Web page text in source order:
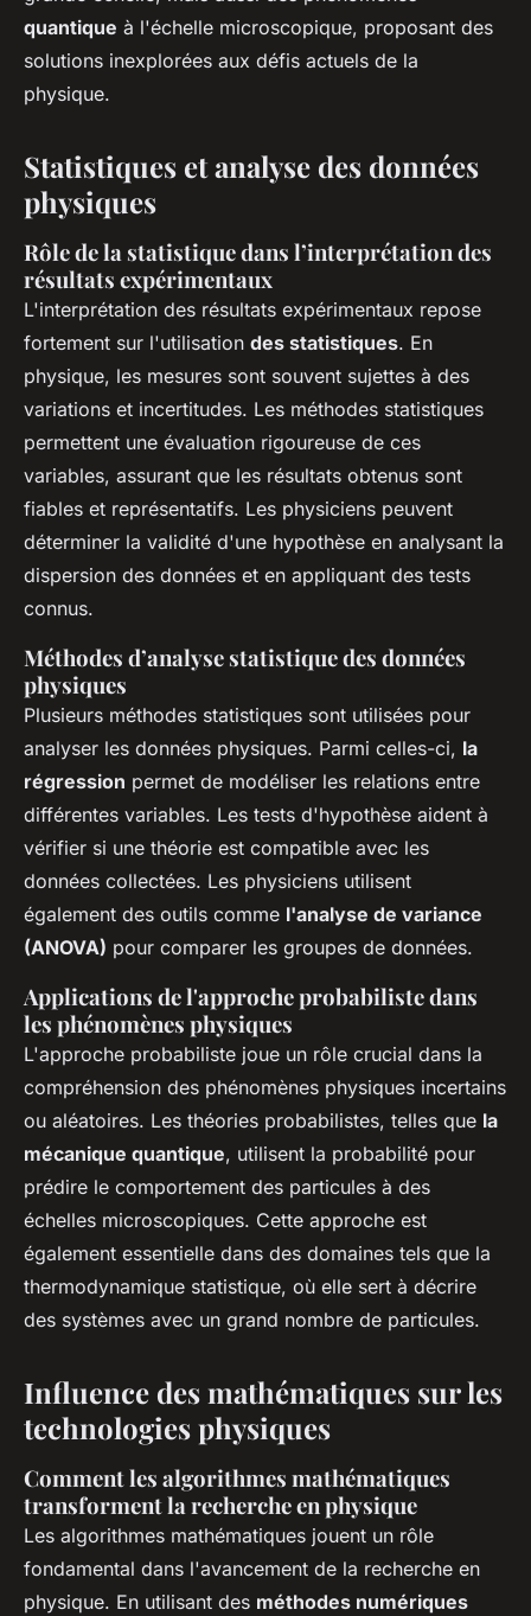
quantique à l'échelle microscopique, proposant des
solutions inexplorées aux défis actuels de la
physique.
Statistiques et analyse des données
physiques
Rôle de la statistique dans l’interprétation des
résultats expérimentaux
L'interprétation des résultats expérimentaux repose
fortement sur l'utilisation des statistiques. En
physique, les mesures sont souvent sujettes à des
variations et incertitudes. Les méthodes statistiques
permettent une évaluation rigoureuse de ces
variables, assurant que les résultats obtenus sont
fiables et représentatifs. Les physiciens peuvent
déterminer la validité d'une hypothèse en analysant la
dispersion des données et en appliquant des tests
connus.
Méthodes d’analyse statistique des données
physiques
Plusieurs méthodes statistiques sont utilisées pour
analyser les données physiques. Parmi celles-ci, la
régression permet de modéliser les relations entre
différentes variables. Les tests d'hypothèse aident à
vérifier si une théorie est compatible avec les
données collectées. Les physiciens utilisent
également des outils comme l'analyse de variance
(ANOVA) pour comparer les groupes de données.
Applications de l'approche probabiliste dans
les phénomènes physiques
L'approche probabiliste joue un rôle crucial dans la
compréhension des phénomènes physiques incertains
ou aléatoires. Les théories probabilistes, telles que la
mécanique quantique, utilisent la probabilité pour
prédire le comportement des particules à des
échelles microscopiques. Cette approche est
également essentielle dans des domaines tels que la
thermodynamique statistique, où elle sert à décrire
des systèmes avec un grand nombre de particules.
Influence des mathématiques sur les
technologies physiques
Comment les algorithmes mathématiques
transforment la recherche en physique
Les algorithmes mathématiques jouent un rôle
fondamental dans l'avancement de la recherche en
physique. En utilisant des méthodes numériques